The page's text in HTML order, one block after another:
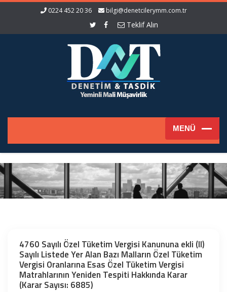
0224 452 20 36 bilgi@denetcilerymm.com.tr
Teklif Alın
4760 Sayılı Özel Tüketim Vergisi Kanununa ekli (II)
Sayılı Listede Yer Alan Bazı Malların Özel Tüketim
Vergisi Oranlarına Esas Özel Tüketim Vergisi
Matrahlarının Yeniden Tespiti Hakkında Karar
(Karar Sayısı: 6885)